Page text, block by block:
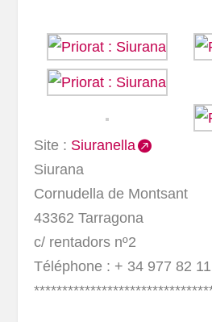
Site : Siuranella
Siurana
Cornudella de Montsant
43362 Tarragona
c/ rentadors nº2
Téléphone : + 34 977 82